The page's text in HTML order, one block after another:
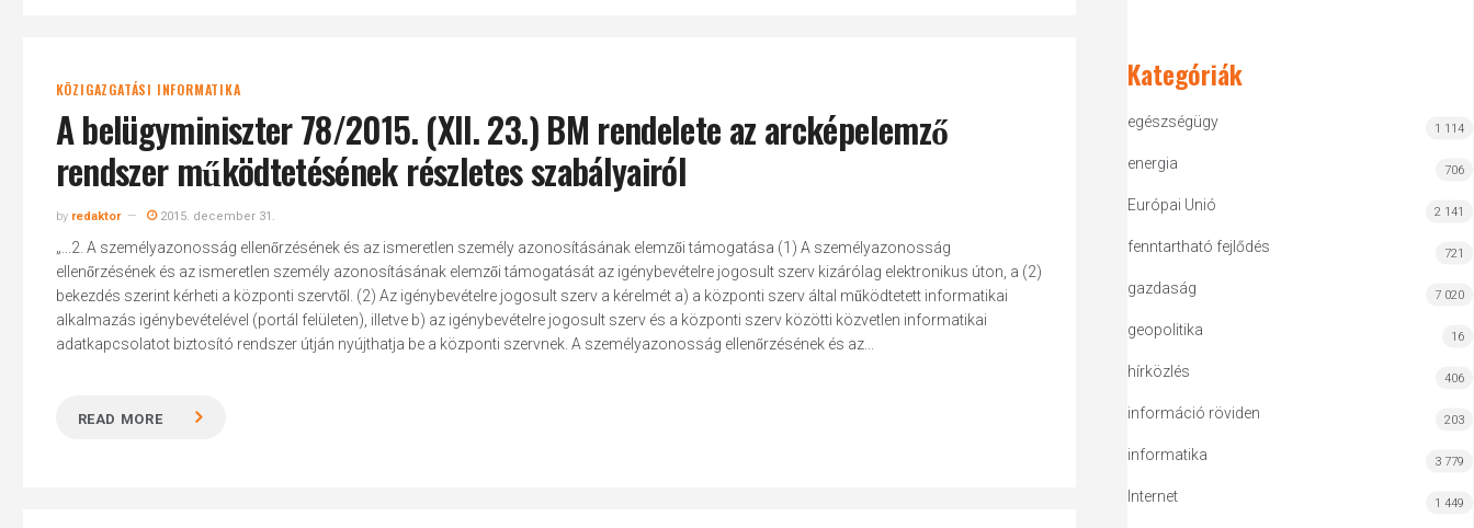
KÖZIGAZGATÁSI INFORMATIKA
A belügyminiszter 78/2015. (XII. 23.) BM rendelete az arcképelemző
rendszer működtetésének részletes szabályairól
by redaktor 2015. december 31.
„...2. A személyazonosság ellenőrzésének és az ismeretlen személy azonosításának elemzői támogatása (1) A személyazonosság
ellenőrzésének és az ismeretlen személy azonosításának elemzői támogatását az igénybevételre jogosult szerv kizárólag elektronikus úton, a (2)
bekezdés szerint kérheti a központi szervtől. (2) Az igénybevételre jogosult szerv a kérelmét a) a központi szerv által működtetett informatikai
alkalmazás igénybevételével (portál felületen), illetve b) az igénybevételre jogosult szerv és a központi szerv közötti közvetlen informatikai
adatkapcsolatot biztosító rendszer útján nyújthatja be a központi szervnek. A személyazonosság ellenőrzésének és az...
READ MORE
Kategóriák
egészségügy 1 114
energia 706
Európai Unió 2 141
fenntartható fejlődés 721
gazdaság 7 020
geopolitika 16
hírközlés 406
információ röviden 203
informatika 3 779
Internet 1 449